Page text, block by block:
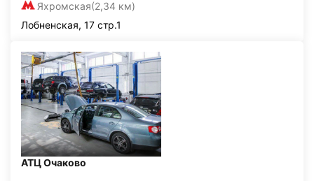
Яхромская(2,34 км)
Лобненская, 17 стр.1
АТЦ Очаково